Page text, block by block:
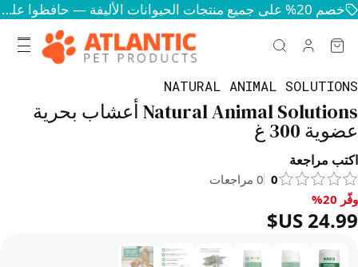
خصم 20% على جميع منتجات الحيوانات الأليفة — حافظوا على سعادة وصحة حيواناتكم
NATURAL ANIMAL SOLUTIONS
Natural Animal Solutions أعشاب بحرية
عضوية 300 غ
اكتب مراجعة
0
0 مراجعات
وفّر 20%, ‏24.99 US$
وفّر 20%